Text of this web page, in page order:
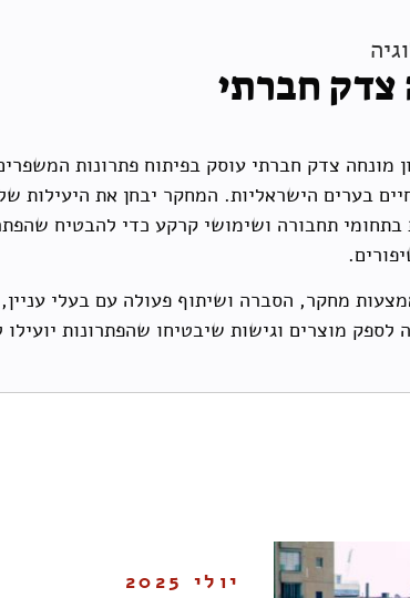
צדק חברתי
מונחה צדק חברתי עוסק בפיתוח פתרונות
בערים הישראליות. המחקר יבחן את היעילות
בתחומי תחבורה ושימושי קרקע כדי להבטיח
מחקר, הסברה ושיתוף פעולה עם בעלי
לספק מוצרים וגישות שיבטיחו שהפתרונות
יולי 2025